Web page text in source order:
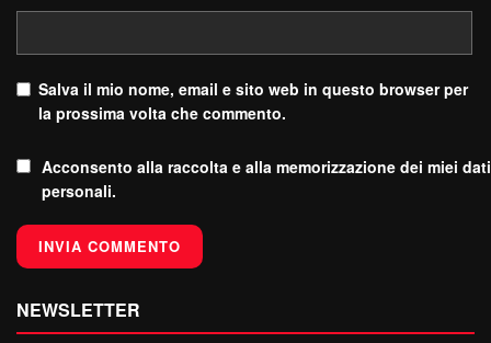
Salva il mio nome, email e sito web in questo browser per
la prossima volta che commento.
Acconsento alla raccolta e alla memorizzazione dei miei dati
personali.
NEWSLETTER